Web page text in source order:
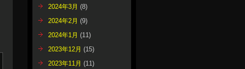
2024年3月 (8)
2024年2月 (9)
2024年1月 (11)
2023年12月 (15)
2023年11月 (11)